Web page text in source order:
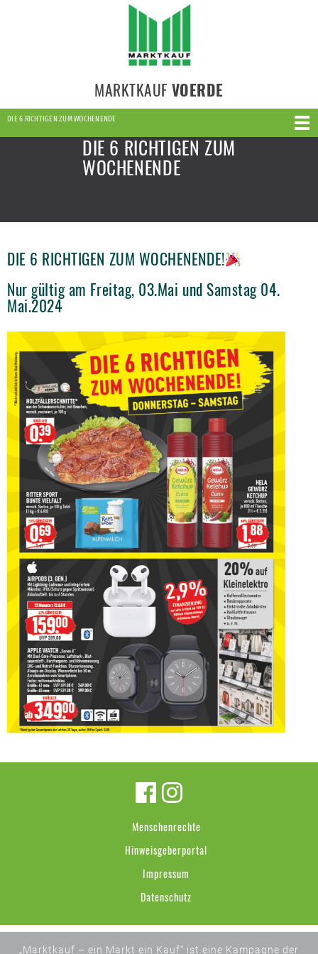
MARKTKAUF VOERDE
DIE 6 RICHTIGEN ZUM WOCHENENDE
DIE 6 RICHTIGEN ZUM
WOCHENENDE
DIE 6 RICHTIGEN ZUM WOCHENENDE!
Nur gültig am Freitag, 03.Mai und Samstag 04.
Mai.2024
Menschenrechte
Hinweisgeberportal
Impressum
Datenschutz
„Marktkauf – ein Markt ein Kauf“ ist eine Kampagne der